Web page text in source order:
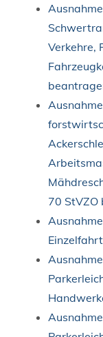
Verkehre,
70 StVZO